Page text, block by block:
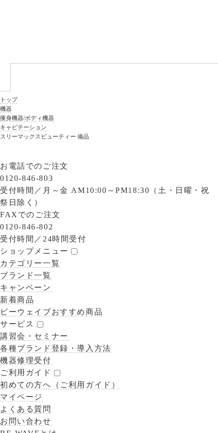
トップ
機器
痩身機器/ボディ機器
キャビテーション
スリーマックスビューティー 備品
お電話でのご注文
0120-846-803
受付時間／ 月～金 AM10:00～PM18:30（土・日曜・祝
祭日除く）
FAXでのご注文
0120-846-802
受付時間／ 24時間受付
ショップメニュー
カテゴリー一覧
ブランド一覧
キャンペーン
新着商品
ビーウェイブおすすめ商品
サービス
講習会・セミナー
各種ブランド登録・導入方法
機器修理受付
ご利用ガイド
初めての方へ（ご利用ガイド）
マイページ
よくある質問
お問い合わせ